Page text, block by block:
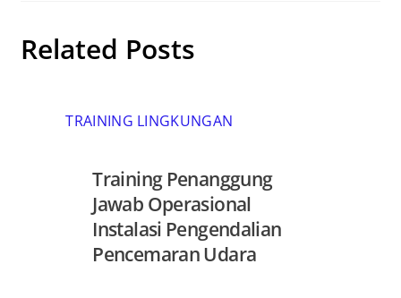
Related Posts
TRAINING LINGKUNGAN
Training Penanggung
Jawab Operasional
Instalasi Pengendalian
Pencemaran Udara